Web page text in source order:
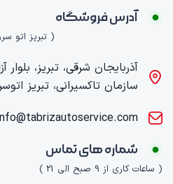
آدرس فروشگاه
( تبریز اتو
آذربایجان شرقی، تبریز،
سازمان تاکسیرانی، تبریز
شماره های تماس
( ساعات کاری از 9 صبح الی 21 )